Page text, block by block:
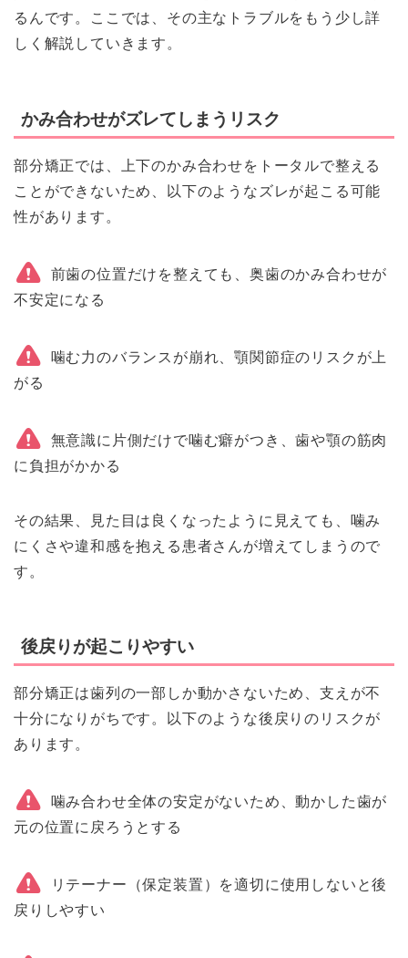
るんです。ここでは、その主なトラブルをもう少し詳
しく解説していきます。
かみ合わせがズレてしまうリスク
部分矯正では、上下のかみ合わせをトータルで整える
ことができないため、以下のようなズレが起こる可能
性があります。
前歯の位置だけを整えても、奥歯のかみ合わせが
不安定になる
噛む力のバランスが崩れ、顎関節症のリスクが上
がる
無意識に片側だけで噛む癖がつき、歯や顎の筋肉
に負担がかかる
その結果、見た目は良くなったように見えても、噛み
にくさや違和感を抱える患者さんが増えてしまうので
す。
後戻りが起こりやすい
部分矯正は歯列の一部しか動かさないため、支えが不
十分になりがちです。以下のような後戻りのリスクが
あります。
噛み合わせ全体の安定がないため、動かした歯が
元の位置に戻ろうとする
リテーナー（保定装置）を適切に使用しないと後
戻りしやすい